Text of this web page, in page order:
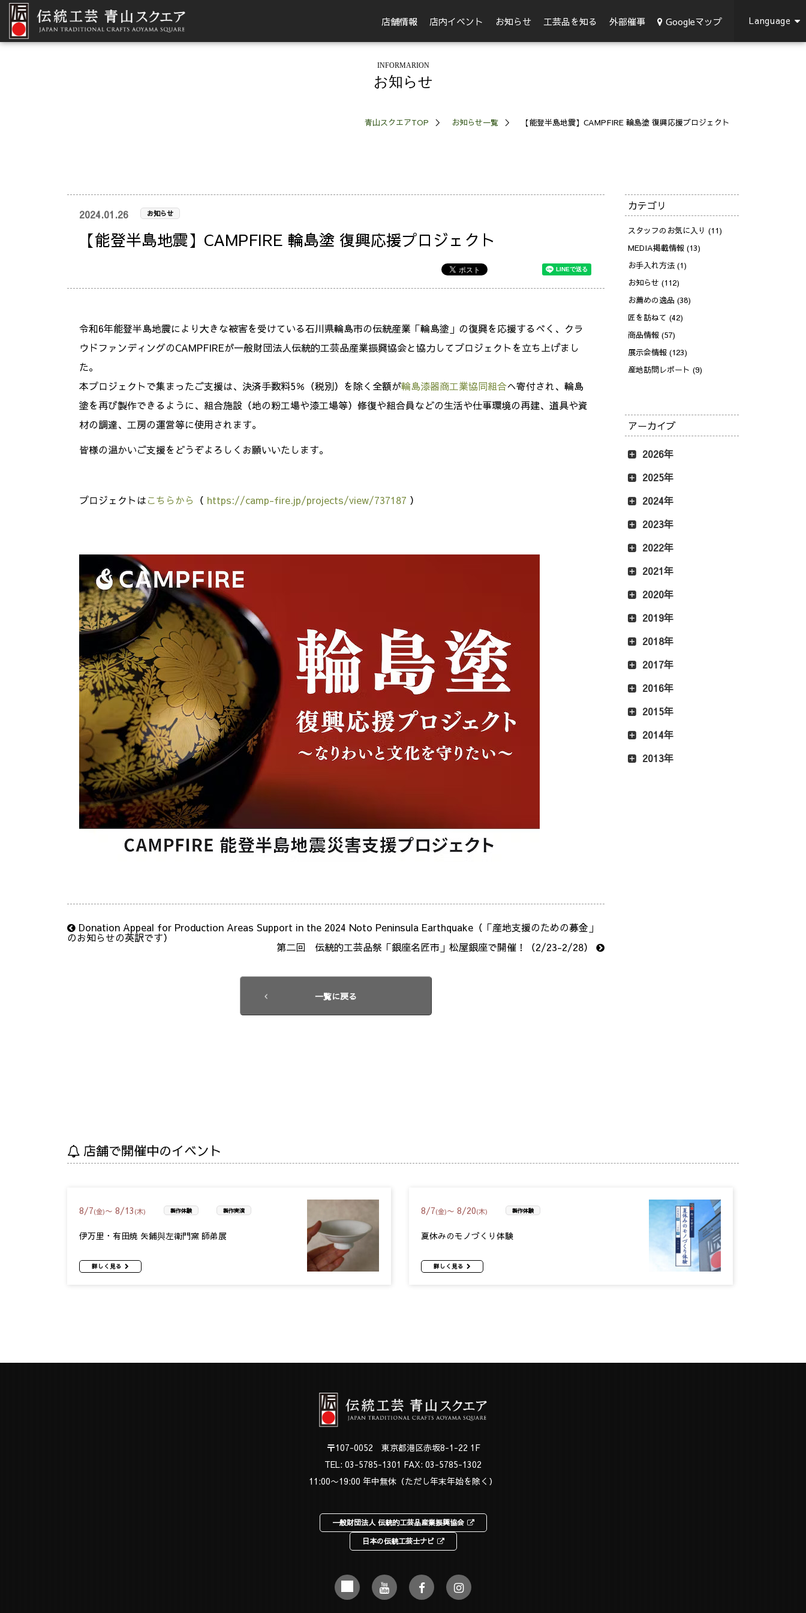
店舗情報 店内イベント お知らせ 工芸品を知る 外部催事 Googleマップ Language
INFORMARION
お知らせ
青山スクエアTOP お知らせ一覧 【能登半島地震】CAMPFIRE 輪島塗 復興応援プロジェクト
2024.01.26 お知らせ
【能登半島地震】CAMPFIRE 輪島塗 復興応援プロジェクト
令和6年能登半島地震により大きな被害を受けている石川県輪島市の伝統産業「輪島塗」の復興を応援するべく、クラ
ウドファンディングのCAMPFIREが一般財団法人伝統的工芸品産業振興協会と協力してプロジェクトを立ち上げまし
た。
本プロジェクトで集まったご支援は、決済手数料5％（税別）を除く全額が輪島漆器商工業協同組合へ寄付され、輪島
塗を再び製作できるように、組合施設（地の粉工場や漆工場等）修復や組合員などの生活や仕事環境の再建、道具や資
材の調達、工房の運営等に使用されます。
皆様の温かいご支援をどうぞよろしくお願いいたします。
プロジェクトはこちらから （ https://camp-fire.jp/projects/view/737187 ）
Donation Appeal for Production Areas Support in the 2024 Noto Peninsula Earthquake（「産地支援のための募金」
のお知らせの英訳です）
第二回 伝統的工芸品祭「銀座名匠市」松屋銀座で開催！（2/23-2/28）
一覧に戻る
カテゴリ
スタッフのお気に入り (11)
MEDIA掲載情報 (13)
お手入れ方法 (1)
お知らせ (112)
お薦めの逸品 (38)
匠を訪ねて (42)
商品情報 (57)
展示会情報 (123)
産地訪問レポート (9)
アーカイブ
2026年
2025年
2024年
2023年
2022年
2021年
2020年
2019年
2018年
2017年
2016年
2015年
2014年
2013年
店舗で開催中のイベント
8/7(金)〜 8/13 (木) 製作体験 製作実演
伊万里・有田焼 矢鋪與左衛門窯 師弟展
詳しく見る
8/7(金)〜 8/20(木) 製作体験
夏休みのモノづくり体験
詳しく見る
〒107-0052 東京都港区赤坂8-1-22 1F
TEL: 03-5785-1301 FAX: 03-5785-1302
11:00〜19:00 年中無休（ただし年末年始を除く）
一般財団法人 伝統的工芸品産業振興協会
日本の伝統工芸士ナビ